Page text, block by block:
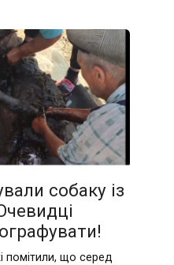
собаку із
помітили, що серед